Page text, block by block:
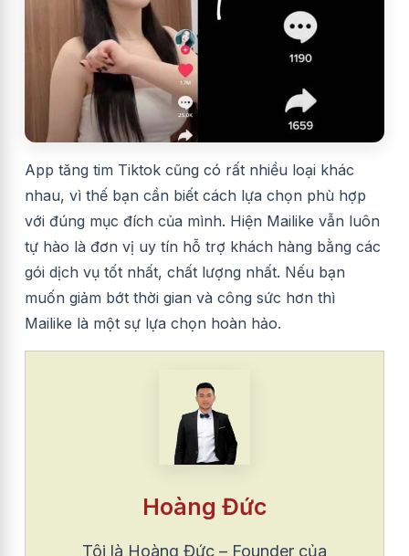
App tăng tim Tiktok cũng có rất nhiều loại khác
nhau, vì thế bạn cần biết cách lựa chọn phù hợp
với đúng mục đích của mình. Hiện Mailike vẫn luôn
tự hào là đơn vị uy tín hỗ trợ khách hàng bằng các
gói dịch vụ tốt nhất, chất lượng nhất. Nếu bạn
muốn giảm bớt thời gian và công sức hơn thì
Mailike là một sự lựa chọn hoàn hảo.
Hoàng Đức
Tôi là Hoàng Đức – Founder của